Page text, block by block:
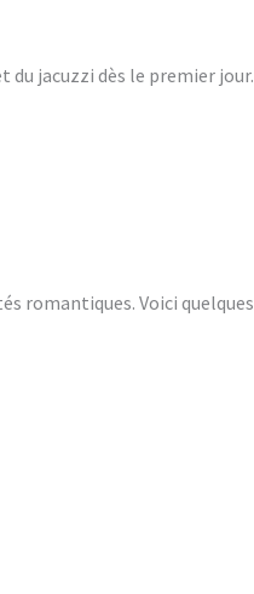
du jacuzzi dès le premier jour.
romantiques. Voici quelques